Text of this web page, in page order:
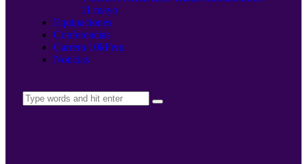
11 mayo
Equipaciones
Conferencias
Carrera 10kFem
Noticias